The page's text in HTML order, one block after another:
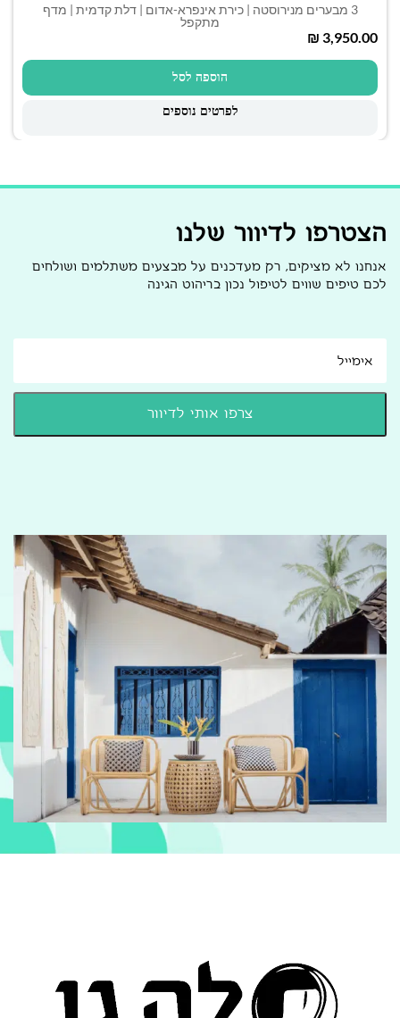
3 מבערים מנירוסטה | כירת אינפרא-אדום | דלת קדמית | מדף
מתקפל
₪
הוספה לסל
לפרטים נוספים
הצטרפו לדיוור שלנו
אנחנו לא מציקים, רק מעדכנים על מבצעים משתלמים ושולחים
לכם טיפים שווים לטיפול נכון בריהוט הגינה